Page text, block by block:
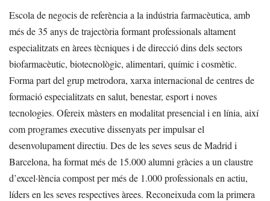
Escola de negocis de referència a la indústria farmacèutica, amb
més de 35 anys de trajectòria formant professionals altament
especialitzats en àrees tècniques i de direcció dins dels sectors
biofarmacèutic, biotecnològic, alimentari, químic i cosmètic.
Forma part del grup metrodora, xarxa internacional de centres de
formació especialitzats en salut, benestar, esport i noves
tecnologies. Ofereix màsters en modalitat presencial i en línia, així
com programes executive dissenyats per impulsar el
desenvolupament directiu. Des de les seves seus de Madrid i
Barcelona, ha format més de 15.000 alumni gràcies a un claustre
d’excel·lència compost per més de 1.000 professionals en actiu,
líders en les seves respectives àrees. Reconeixuda com la primera